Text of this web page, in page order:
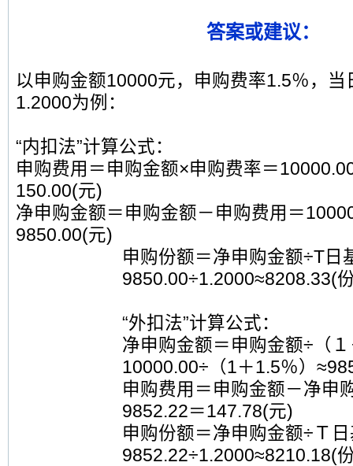
答案或建议：
以申购金额10000元，申购费率1.5％，当
1.2000为例：
“内扣法”计算公式：
申购费用＝申购金额×申购费率＝
150.00(元)
净申购金额＝申购金额－申购费用＝
9850.00(元)
申购份额＝净申购金额÷T日
9850.00÷1.2000≈8208.33(
“外扣法”计算公式：
净申购金额＝申购金额÷（
10000.00÷（1＋1.5％）
申购费用＝申购金额－净申
9852.22＝147.78(元)
申购份额＝净申购金额÷Ｔ
9852.22÷1.2000≈8210.18(